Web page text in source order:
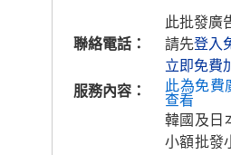
聯絡電話：
此批發廣
請先登入
立即免費
服務內容：
此為免費
查看
韓國及日
小額批發